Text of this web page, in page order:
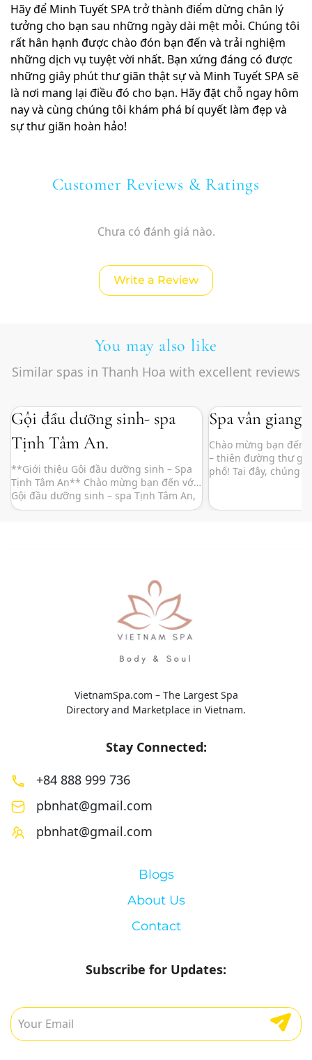
Hãy để Minh Tuyết SPA trở thành điểm dừng chân lý
tưởng cho bạn sau những ngày dài mệt mỏi. Chúng tôi
rất hân hạnh được chào đón bạn đến và trải nghiệm
những dịch vụ tuyệt vời nhất. Bạn xứng đáng có được
những giây phút thư giãn thật sự và Minh Tuyết SPA sẽ
là nơi mang lại điều đó cho bạn. Hãy đặt chỗ ngay hôm
nay và cùng chúng tôi khám phá bí quyết làm đẹp và
sự thư giãn hoàn hảo!
Customer Reviews & Ratings
Chưa có đánh giá nào.
Write a Review
You may also like
Similar spas in Thanh Hoa with excellent reviews
Gội đầu dưỡng sinh- spa
Tịnh Tâm An.
**Giới thiệu Gội đầu dưỡng sinh – Spa
Tịnh Tâm An** Chào mừng bạn đến với
Gội đầu dưỡng sinh – spa Tịnh Tâm An,
nơi mà những giây phút thư giãn và tái
Spa vân giang
Chào mừng bạn đến
– thiên đường thư
phố! Tại đây, chúng
không gian yên tĩnh,
VietnamSpa.com – The Largest Spa
Directory and Marketplace in Vietnam.
Stay Connected:
+84 888 999 736
pbnhat@gmail.com
pbnhat@gmail.com
Blogs
About Us
Contact
Subscribe for Updates: